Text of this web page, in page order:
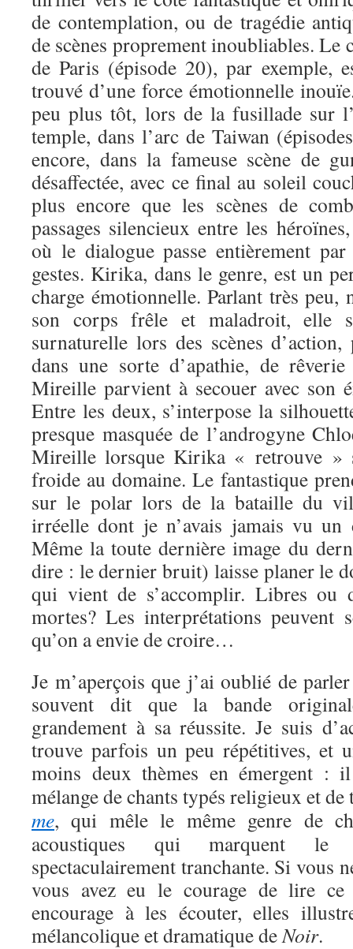
de contemplation, ou de tragédie
de scènes proprement inoubliables. Le
de Paris (épisode 20), par exemple,
trouvé d’une force émotionnelle
peu plus tôt, lors de la fusillade sur
temple, dans l’arc de Taiwan
encore, dans la fameuse scène de
désaffectée, avec ce final au soleil
plus encore que les scènes de
passages silencieux entre les
où le dialogue passe entièrement
gestes. Kirika, dans le genre, est un
charge émotionnelle. Parlant très peu,
son corps frêle et maladroit, elle
surnaturelle lors des scènes
dans une sorte d’apathie, de
Mireille parvient à secouer avec son
Entre les deux, s’interpose la
presque masquée de l’androgyne
Mireille lorsque Kirika « retrouve »
froide au domaine. Le fantastique
sur le polar lors de la bataille du
irréelle dont je n’avais jamais vu un
Même la toute dernière image du
dire : le dernier bruit) laisse planer le
qui vient de s’accomplir. Libres ou
mortes? Les interprétations peuvent
qu’on a envie de croire…
Je m’aperçois que j’ai oublié de
souvent dit que la bande
grandement à sa réussite. Je suis
trouve parfois un peu répétitives, et
moins deux thèmes en émergent :
mélange de chants typés religieux et
me, qui mêle le même genre de
acoustiques qui marquent
spectaculairement tranchante. Si vous
vous avez eu le courage de lire
encourage à les écouter, elles
mélancolique et dramatique deNoir.